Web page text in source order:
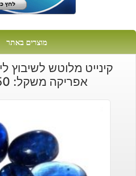
מוצרים באתר
קינייט מלוטש לשיבוץ
אפריקה משקל: 1.50 קרט